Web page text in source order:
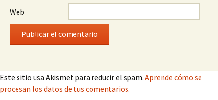
Web
Este sitio usa Akismet para reducir el spam. Aprende cómo se
procesan los datos de tus comentarios.